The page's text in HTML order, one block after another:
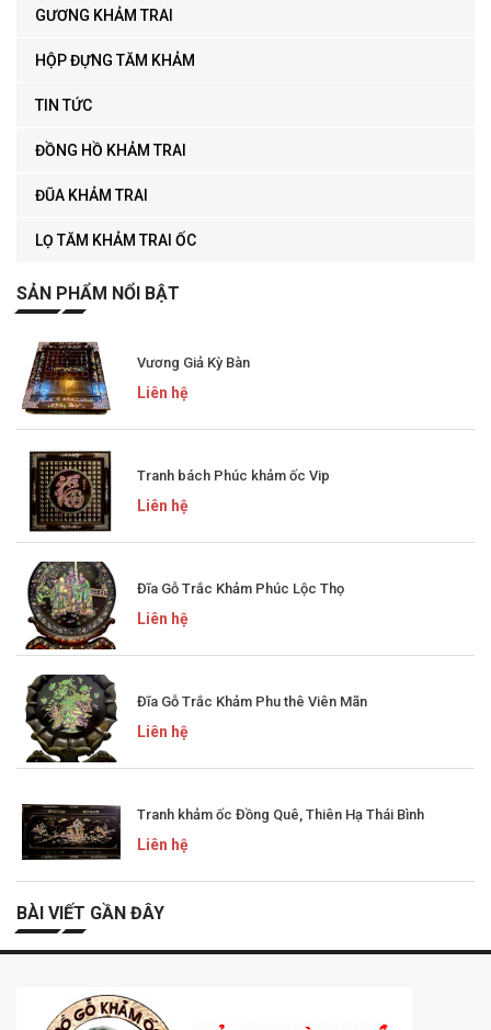
GƯƠNG KHẢM TRAI
HỘP ĐỰNG TĂM KHẢM
TIN TỨC
ĐỒNG HỒ KHẢM TRAI
ĐŨA KHẢM TRAI
LỌ TĂM KHẢM TRAI ỐC
SẢN PHẨM NỔI BẬT
Vương Giả Kỳ Bàn
Liên hệ
Tranh bách Phúc khảm ốc Vip
Liên hệ
Đĩa Gỗ Trắc Khảm Phúc Lộc Thọ
Liên hệ
Đĩa Gỗ Trắc Khảm Phu thê Viên Mãn
Liên hệ
Tranh khảm ốc Đồng Quê, Thiên Hạ Thái Bình
Liên hệ
BÀI VIẾT GẦN ĐÂY